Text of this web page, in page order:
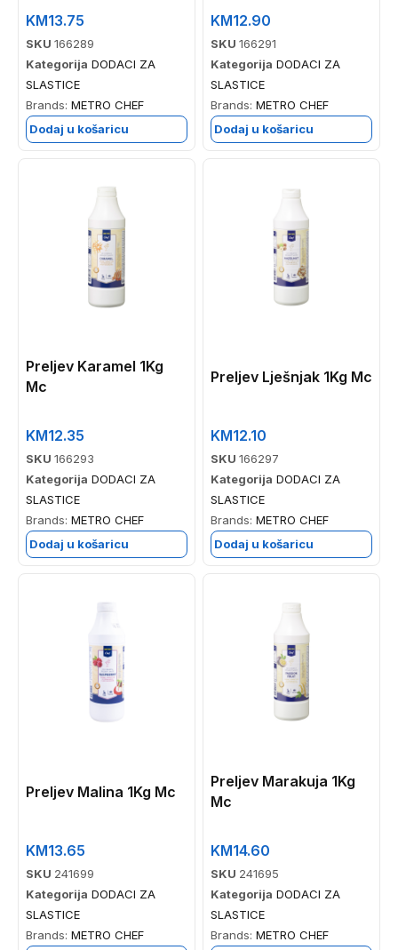
KM13.75
SKU 166289
Kategorija DODACI ZA
SLASTICE
Brands: METRO CHEF
Dodaj u košaricu
KM12.90
SKU 166291
Kategorija DODACI ZA
SLASTICE
Brands: METRO CHEF
Dodaj u košaricu
Preljev Karamel 1Kg
Mc
KM12.35
SKU 166293
Kategorija DODACI ZA
SLASTICE
Brands: METRO CHEF
Dodaj u košaricu
Preljev Lješnjak 1Kg Mc
KM12.10
SKU 166297
Kategorija DODACI ZA
SLASTICE
Brands: METRO CHEF
Dodaj u košaricu
Preljev Malina 1Kg Mc
KM13.65
SKU 241699
Kategorija DODACI ZA
SLASTICE
Brands: METRO CHEF
Preljev Marakuja 1Kg
Mc
KM14.60
SKU 241695
Kategorija DODACI ZA
SLASTICE
Brands: METRO CHEF